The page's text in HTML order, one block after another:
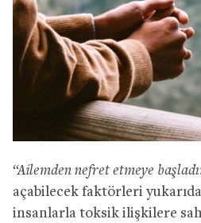
“Ailemden nefret etmeye
açabilecek faktörleri
insanlarla toksik ilişkilere